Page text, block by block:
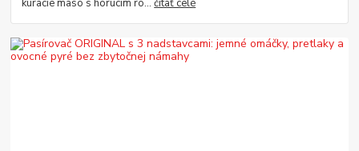
kuracie mäso s horúcim ro...čítať celé